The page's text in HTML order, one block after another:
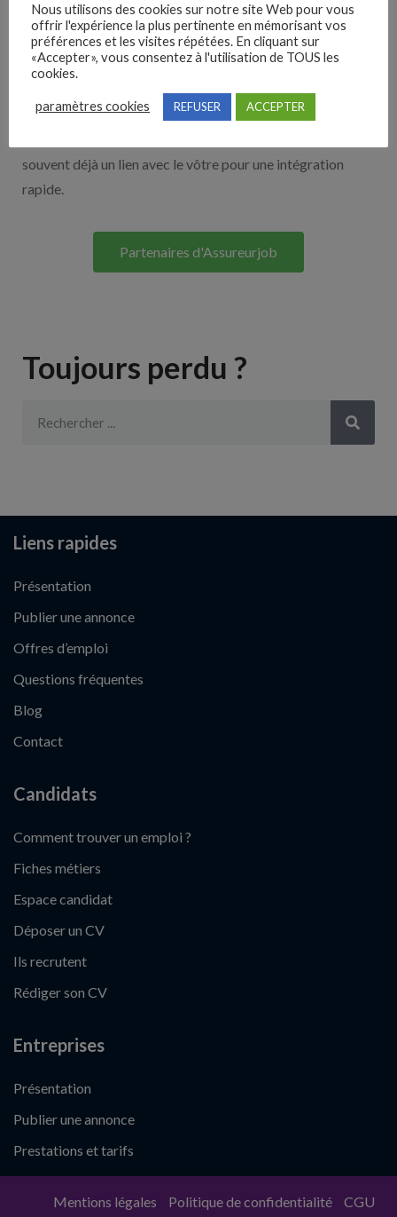
Nos solutions entreprises
Découvrez nos partenaires ! Moteurs de recherches,
multidiffuseurs, sites payant… nombreux sont nos
souvent déjà un lien avec le vôtre pour une intégration
rapide.
Partenaires d'Assureurjob
Toujours perdu ?
Liens rapides
Présentation
Publier une annonce
Offres d’emploi
Questions fréquentes
Blog
Contact
Candidats
Comment trouver un emploi ?
Fiches métiers
Espace candidat
Déposer un CV
Ils recrutent
Rédiger son CV
Entreprises
Présentation
Publier une annonce
Prestations et tarifs
Mentions légales Politique de confidentialité CGU
Nous utilisons des cookies sur notre site Web pour vous
offrir l'expérience la plus pertinente en mémorisant vos
préférences et les visites répétées. En cliquant sur
«Accepter», vous consentez à l'utilisation de TOUS les
cookies.
paramètres cookies REFUSER ACCEPTER